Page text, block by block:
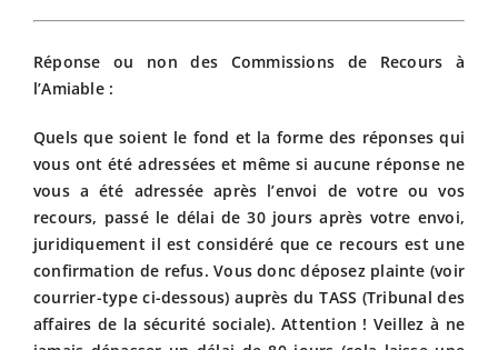
Réponse ou non des Commissions de Recours à
l’Amiable :
Quels que soient le fond et la forme des réponses qui
vous ont été adressées et même si aucune réponse ne
vous a été adressée après l’envoi de votre ou vos
recours, passé le délai de 30 jours après votre envoi,
juridiquement il est considéré que ce recours est une
confirmation de refus. Vous donc déposez plainte (voir
courrier-type ci-dessous) auprès du TASS (Tribunal des
affaires de la sécurité sociale). Attention ! Veillez à ne